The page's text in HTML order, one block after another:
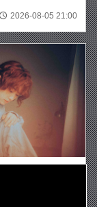
2026-08-05 21:00